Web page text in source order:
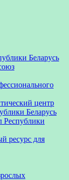
Беларусь
центр
Беларусь
Республики
ресурс для